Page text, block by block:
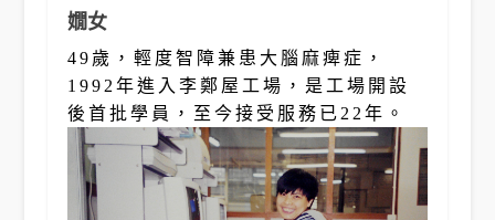
嫺女
49歲，輕度智障兼患大腦麻痺症，
1992年進入李鄭屋工場，是工場開設
後首批學員，至今接受服務已22年。